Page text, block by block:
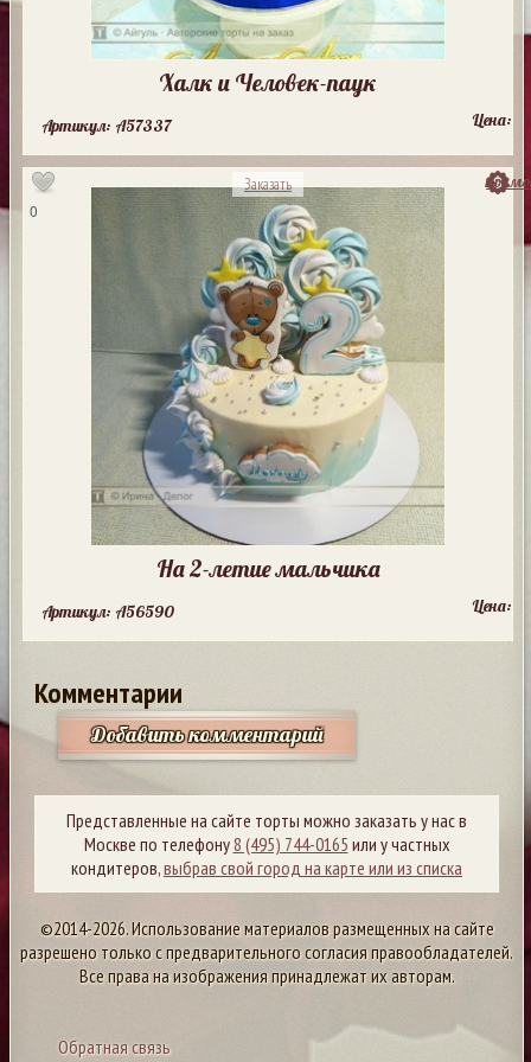
Халк и Человек-паук
Артикул: A57337 Цена:
0
Заказать
На 2-летие мальчика
Артикул: A56590 Цена:
Комментарии
Добавить комментарий
Представленные на сайте торты можно заказать у нас в
Москве по телефону8 (495) 744-0165 или у частных
кондитеров,выбрав свой город на карте или из списка
©2014-2026. Использование материалов размещенных на сайте
разрешено только с предварительного согласия правообладателей.
Все права на изображения принадлежат их авторам.
Обратная связь